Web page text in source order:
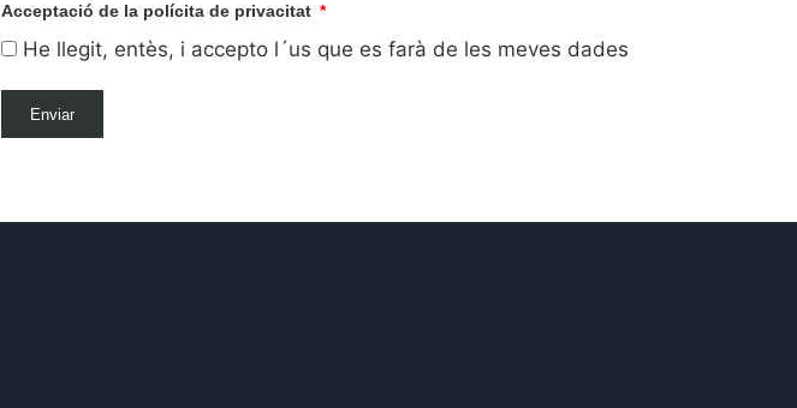
Acceptació de la polícita de privacitat
He llegit, entès, i accepto l´us que es farà de les meves dades
Enviar